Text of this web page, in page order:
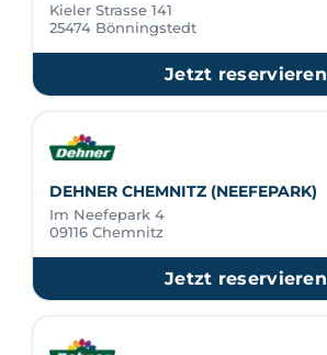
Kieler Strasse 141
25474 Bönningstedt
Jetzt reservieren
DEHNER CHEMNITZ (NEEFEPARK)
Im Neefepark 4
09116 Chemnitz
Jetzt reservieren